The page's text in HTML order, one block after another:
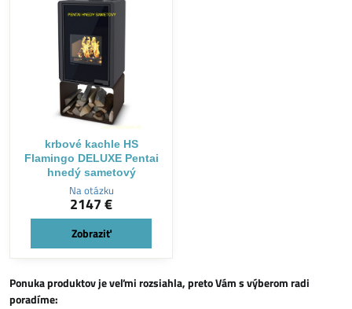
krbové kachle HS
Flamingo DELUXE Pentai
hnedý sametový
Na otázku
2147 €
Zobraziť
Ponuka produktov je veľmi rozsiahla, preto Vám s výberom radi
poradíme: